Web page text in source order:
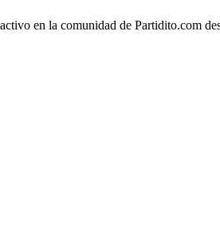
en la comunidad de Partidito.com